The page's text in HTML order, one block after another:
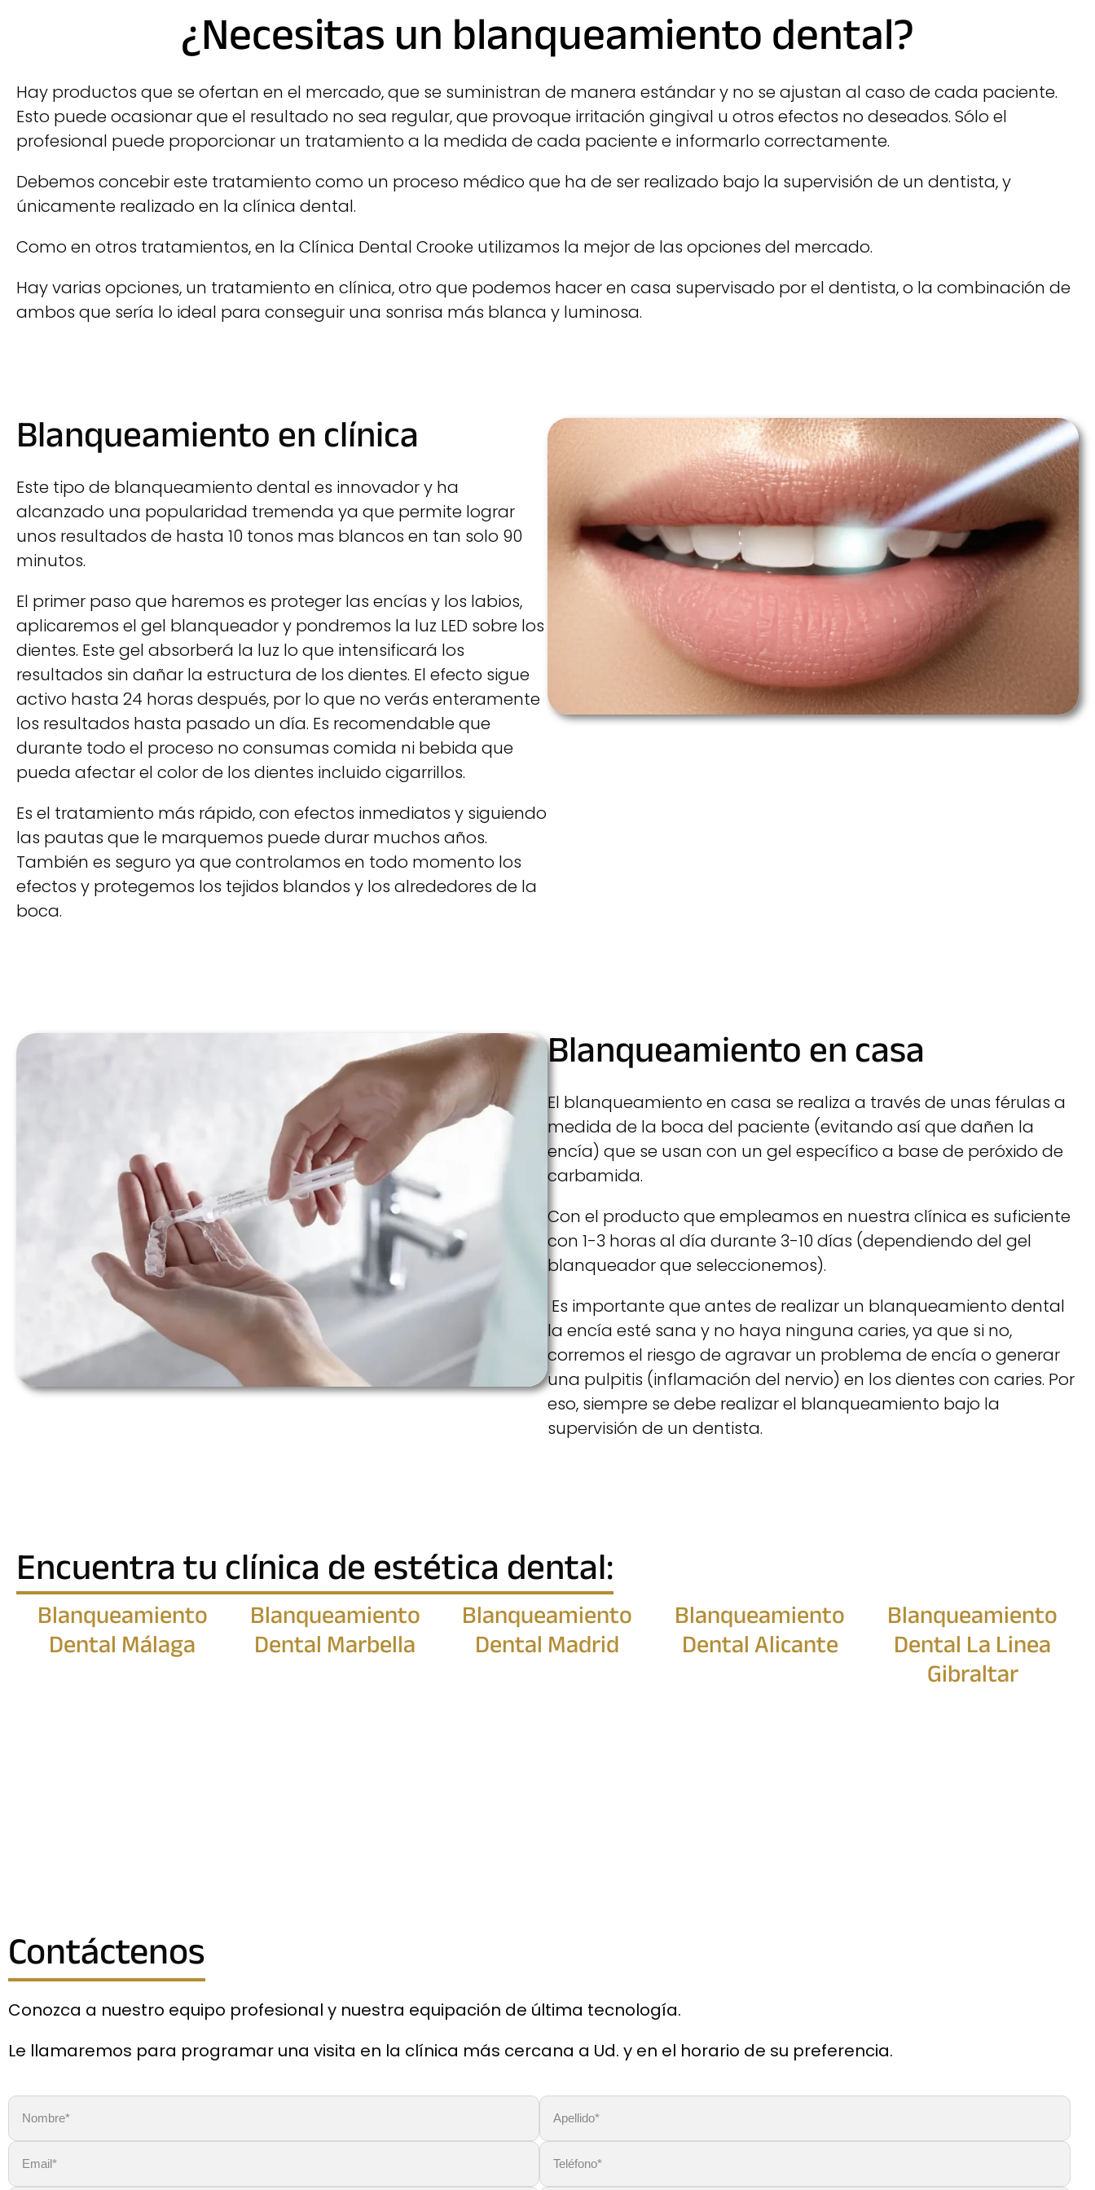
¿Necesitas un blanqueamiento dental?
Hay productos que se ofertan en el mercado, que se suministran de manera estándar y no se ajustan al caso de cada paciente.
Esto puede ocasionar que el resultado no sea regular, que provoque irritación gingival u otros efectos no deseados. Sólo el
profesional puede proporcionar un tratamiento a la medida de cada paciente e informarlo correctamente.
Debemos concebir este tratamiento como un proceso médico que ha de ser realizado bajo la supervisión de un dentista, y
únicamente realizado en la clínica dental.
Como en otros tratamientos, en la Clínica Dental Crooke utilizamos la mejor de las opciones del mercado.
Hay varias opciones, un tratamiento en clínica, otro que podemos hacer en casa supervisado por el dentista, o la combinación de
ambos que sería lo ideal para conseguir una sonrisa más blanca y luminosa.
Blanqueamiento en clínica
Este tipo de blanqueamiento dental es innovador y ha
alcanzado una popularidad tremenda ya que permite lograr
unos resultados de hasta 10 tonos mas blancos en tan solo 90
minutos.
El primer paso que haremos es proteger las encías y los labios,
aplicaremos el gel blanqueador y pondremos la luz LED sobre los
dientes. Este gel absorberá la luz lo que intensificará los
resultados sin dañar la estructura de los dientes. El efecto sigue
activo hasta 24 horas después, por lo que no verás enteramente
los resultados hasta pasado un día. Es recomendable que
durante todo el proceso no consumas comida ni bebida que
pueda afectar el color de los dientes incluido cigarrillos.
Es el tratamiento más rápido, con efectos inmediatos y siguiendo
las pautas que le marquemos puede durar muchos años.
También es seguro ya que controlamos en todo momento los
efectos y protegemos los tejidos blandos y los alrededores de la
boca.
Blanqueamiento en casa
El blanqueamiento en casa se realiza a través de unas férulas a
medida de la boca del paciente (evitando así que dañen la
encía) que se usan con un gel específico a base de peróxido de
carbamida.
Con el producto que empleamos en nuestra clínica es suficiente
con 1-3 horas al día durante 3-10 días (dependiendo del gel
blanqueador que seleccionemos).
Es importante que antes de realizar un blanqueamiento dental
la encía esté sana y no haya ninguna caries, ya que si no,
corremos el riesgo de agravar un problema de encía o generar
una pulpitis (inflamación del nervio) en los dientes con caries. Por
eso, siempre se debe realizar el blanqueamiento bajo la
supervisión de un dentista.
Encuentra tu clínica de estética dental:
Blanqueamiento
Dental Málaga
Blanqueamiento
Dental Marbella
Blanqueamiento
Dental Madrid
Blanqueamiento
Dental Alicante
Blanqueamiento
Dental La Linea
Gibraltar
Contáctenos
Conozca a nuestro equipo profesional y nuestra equipación de última tecnología.
Le llamaremos para programar una visita en la clínica más cercana a Ud. y en el horario de su preferencia.